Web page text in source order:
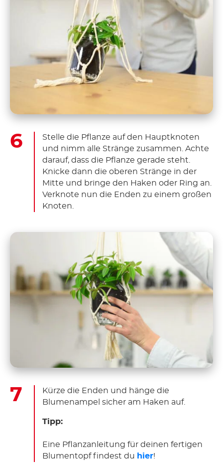
Stelle die Pflanze auf den Hauptknoten
und nimm alle Stränge zusammen. Achte
darauf, dass die Pflanze gerade steht.
Knicke dann die oberen Stränge in der
Mitte und bringe den Haken oder Ring an.
Verknote nun die Enden zu einem großen
Knoten.
Kürze die Enden und hänge die
Blumenampel sicher am Haken auf.
Tipp:
Eine Pflanzanleitung für deinen fertigen
Blumentopf findest du hier!